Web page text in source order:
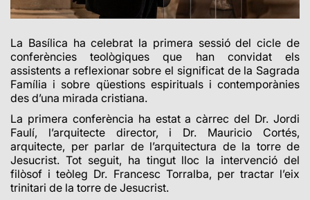
La Basílica ha celebrat la primera sessió del cicle de
conferències teològiques que han convidat els
assistents a reflexionar sobre el significat de la Sagrada
Família i sobre qüestions espirituals i contemporànies
des d’una mirada cristiana.
La primera conferència ha estat a càrrec del Dr. Jordi
Faulí, l’arquitecte director, i Dr. Mauricio Cortés,
arquitecte, per parlar de l’arquitectura de la torre de
Jesucrist. Tot seguit, ha tingut lloc la intervenció del
filòsof i teòleg Dr. Francesc Torralba, per tractar l’eix
trinitari de la torre de Jesucrist.